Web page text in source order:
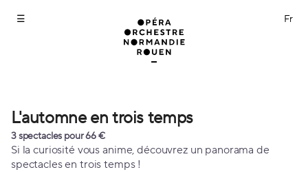
[L'automne
Orchestre
Normandie
Rouen
L'automne
en
trois
temps
L'automne en trois temps
3 spectacles pour 66 €
Si la curiosité vous anime, découvrez un panorama de
spectacles en trois temps !